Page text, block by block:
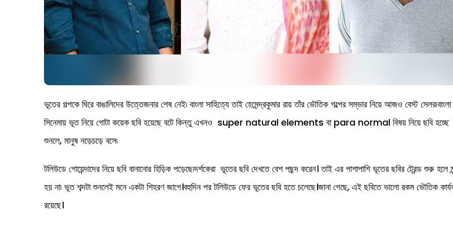
ভূতের গল্পকে ঘিরে বাঙালিদের উত্তেজনার শেষ নেই৷ বাংলা সাহিত্যে তাই হেমেন্দ্রকুমার রায় তাঁর ভৌতিক গল্পের সম্ভার নিয়ে আজও বেস্ট সেলর৷বাংলা
সিনেমায় ভূত নিয়ে গোটা কয়েক ছবি হয়েছে বটে কিন্তু এখনও super natural elements বা para normal বিষয় নিয়ে ছবি হচ্ছে
শুনলে, মানুষ নড়েচড়ে বসে৷
টলিউডে গোয়েন্দাদের নিয়ে ছবি বানানোর হিড়িক পড়েছে৷দর্শকেরা ভূতের ছবি দেখতে বেশ পছন্দ করেন। তাই এর পাশাপাশি ভূতের ছবির ট্রেন্ড শুরু হলে
হয় না৷ ভূত শব্দটা শুনলেই মনে একটা শিহরণ জাগে।বহুদিন পর টলিউডে ফের ভূতের ছবি হতে চলেছে।জানা গেছে, এই ছবিতে ভালো রকম ভৌতিক
রয়েছে।